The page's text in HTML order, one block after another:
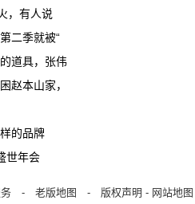
，有人说
二季就被“
道具，张伟
赵本山家，
的品牌
世年会
- 老版地图 - 版权声明 - 网站地图